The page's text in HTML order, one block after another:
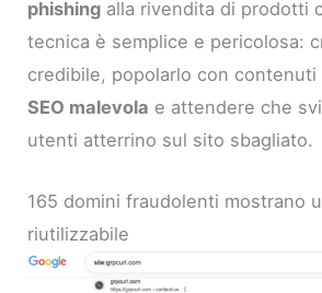
phishing alla rivendita di prodotti
tecnica è semplice e pericolosa:
credibile, popolarlo con
SEO malevola e attendere che
utenti atterrino sul sito sbagliato.
165 domini fraudolenti mostrano
riutilizzabile